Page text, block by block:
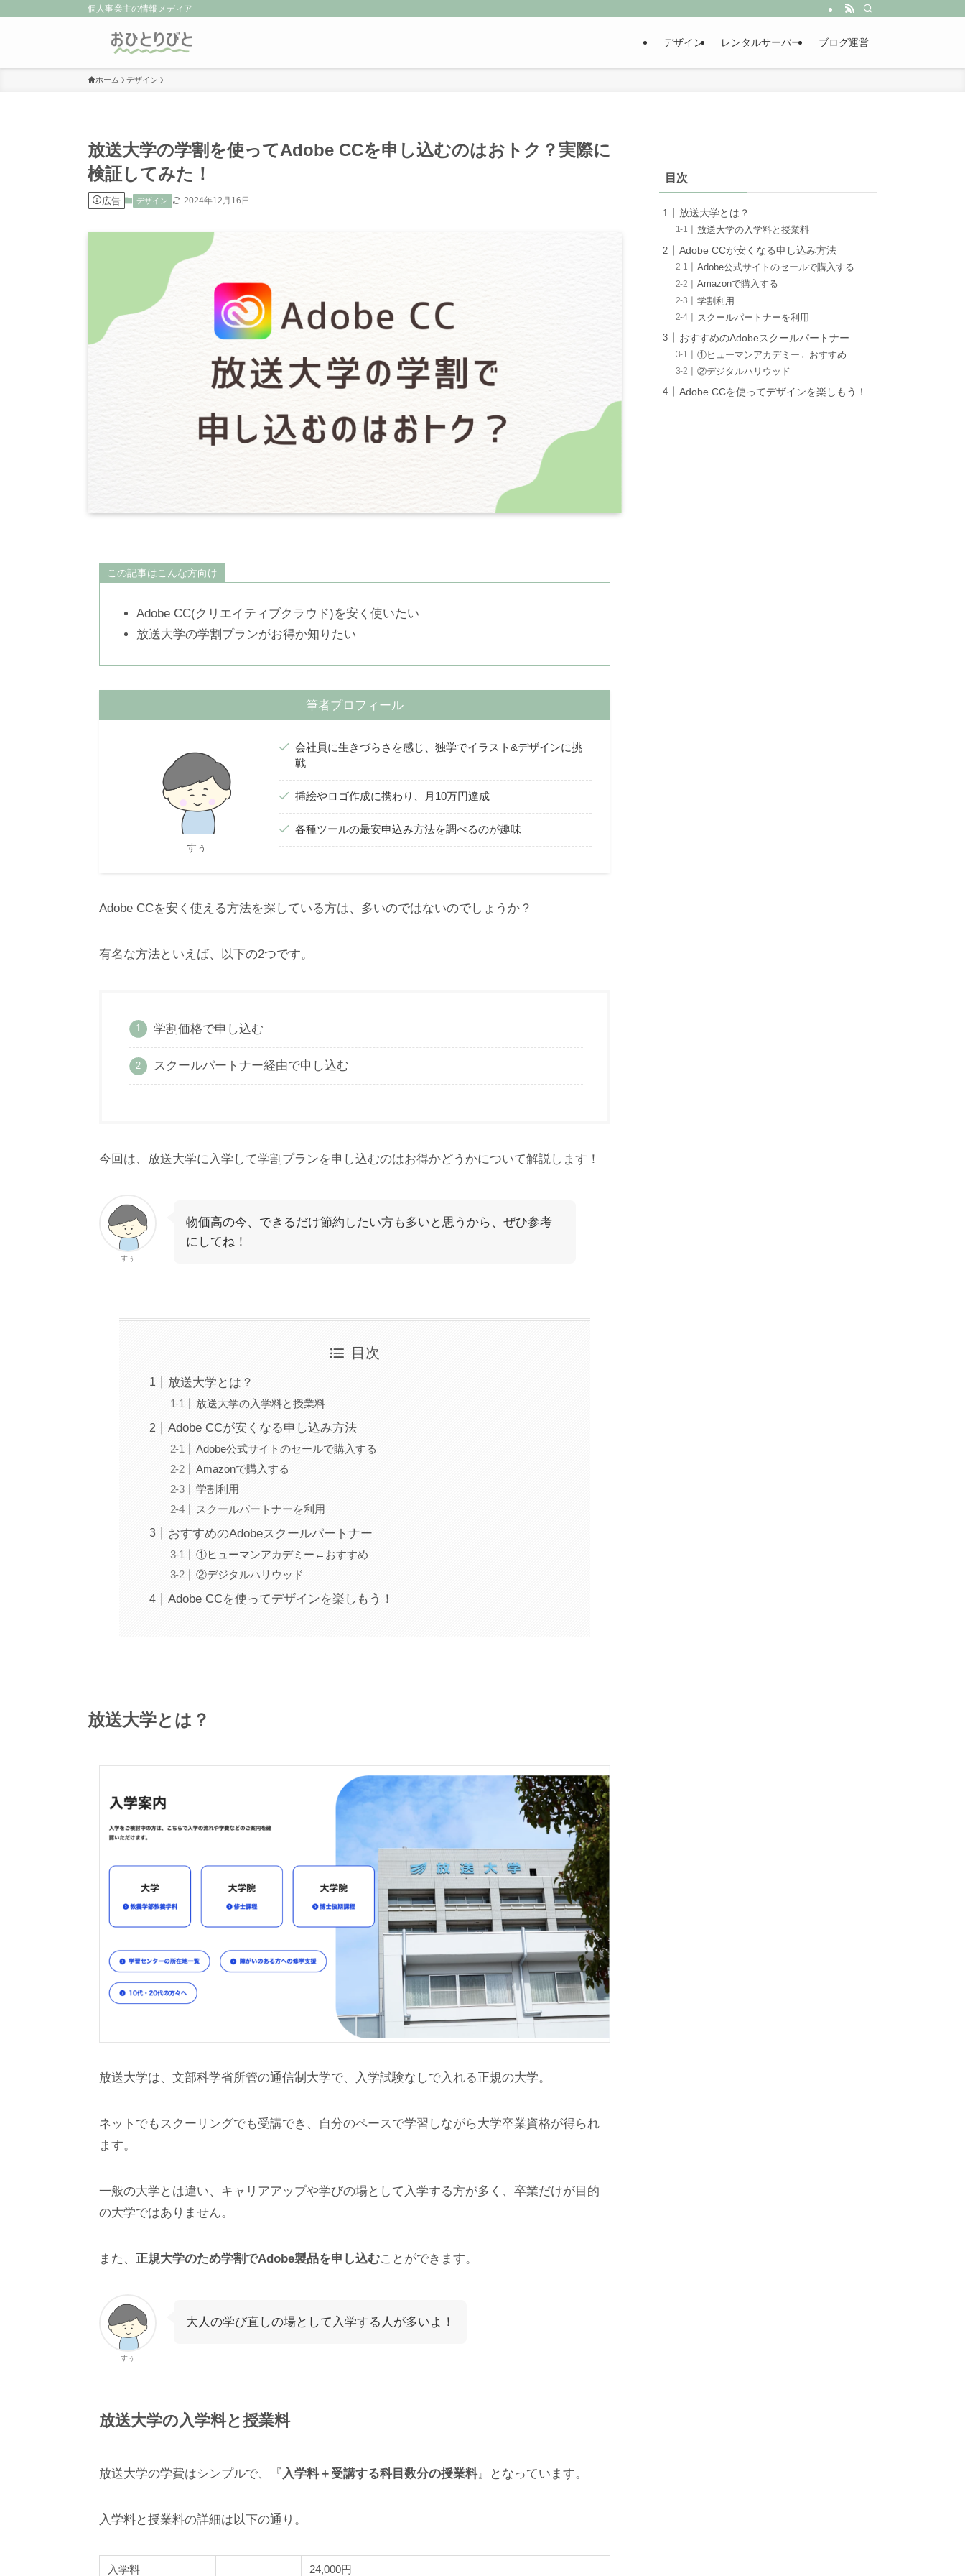
個人事業主の情報メディア
デザイン レンタルサーバー ブログ運営
ホーム デザイン
放送大学の学割を使ってAdobe CCを申し込むのはおトク？実際に
検証してみた！
広告 デザイン 2024年12月16日
この記事はこんな方向け
Adobe CC(クリエイティブクラウド)を安く使いたい
放送大学の学割プランがお得か知りたい
筆者プロフィール
すぅ
会社員に生きづらさを感じ、独学でイラスト&デザインに挑
戦
挿絵やロゴ作成に携わり、月10万円達成
各種ツールの最安申込み方法を調べるのが趣味
Adobe CCを安く使える方法を探している方は、多いのではないのでしょうか？
有名な方法といえば、以下の2つです。
学割価格で申し込む
スクールパートナー経由で申し込む
今回は、放送大学に入学して学割プランを申し込むのはお得かどうかについて解説します！
すぅ
物価高の今、できるだけ節約したい方も多いと思うから、ぜひ参考
にしてね！
目次
放送大学とは？
放送大学の入学料と授業料
Adobe CCが安くなる申し込み方法
Adobe公式サイトのセールで購入する
Amazonで購入する
学割利用
スクールパートナーを利用
おすすめのAdobeスクールパートナー
①ヒューマンアカデミー←おすすめ
②デジタルハリウッド
Adobe CCを使ってデザインを楽しもう！
放送大学とは？
放送大学は、文部科学省所管の通信制大学で、入学試験なしで入れる正規の大学。
ネットでもスクーリングでも受講でき、自分のペースで学習しながら大学卒業資格が得られ
ます。
一般の大学とは違い、キャリアアップや学びの場として入学する方が多く、卒業だけが目的
の大学ではありません。
また、 正規大学のため学割でAdobe製品を申し込むことができます。
すぅ
大人の学び直しの場として入学する人が多いよ！
放送大学の入学料と授業料
放送大学の学費はシンプルで、『 入学料＋受講する科目数分の授業料』となっています。
入学料と授業料の詳細は以下の通り。
入学料 24,000円
目次
放送大学とは？
放送大学の入学料と授業料
Adobe CCが安くなる申し込み方法
Adobe公式サイトのセールで購入する
Amazonで購入する
学割利用
スクールパートナーを利用
おすすめのAdobeスクールパートナー
①ヒューマンアカデミー←おすすめ
②デジタルハリウッド
Adobe CCを使ってデザインを楽しもう！